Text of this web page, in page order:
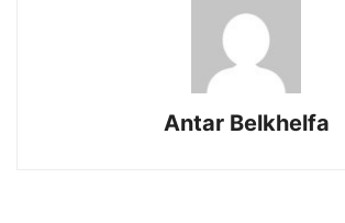
Antar Belkhelfa